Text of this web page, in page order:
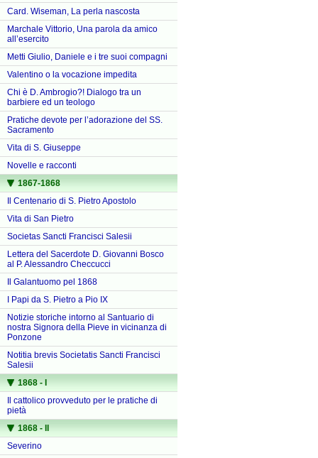
Card. Wiseman, La perla nascosta
Marchale Vittorio, Una parola da amico
all’esercito
Metti Giulio, Daniele e i tre suoi compagni
Valentino o la vocazione impedita
Chi è D. Ambrogio?! Dialogo tra un
barbiere ed un teologo
Pratiche devote per l’adorazione del SS.
Sacramento
Vita di S. Giuseppe
Novelle e racconti
1867-1868
Il Centenario di S. Pietro Apostolo
Vita di San Pietro
Societas Sancti Francisci Salesii
Lettera del Sacerdote D. Giovanni Bosco
al P. Alessandro Checcucci
Il Galantuomo pel 1868
I Papi da S. Pietro a Pio IX
Notizie storiche intorno al Santuario di
nostra Signora della Pieve in vicinanza di
Ponzone
Notitia brevis Societatis Sancti Francisci
Salesii
1868 - I
Il cattolico provveduto per le pratiche di
pietà
1868 - II
Severino